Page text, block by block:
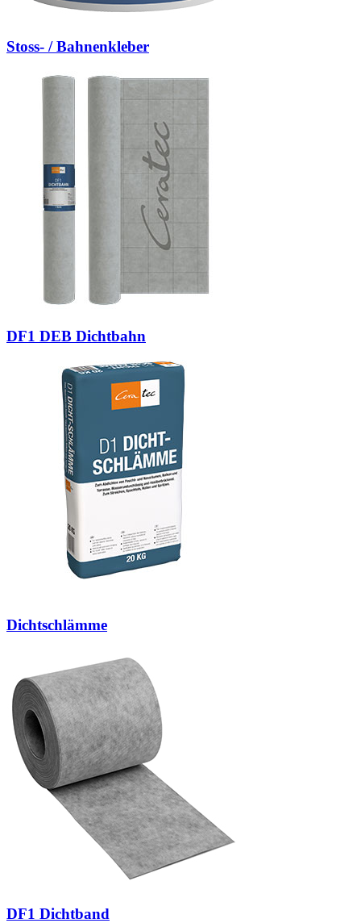
Stoss- / Bahnenkleber
DF1 DEB Dichtbahn
Dichtschlämme
DF1 Dichtband